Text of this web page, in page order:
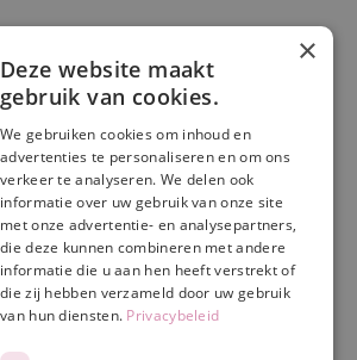
policy
×
Deze website maakt
gebruik van cookies.
We gebruiken cookies om inhoud en
advertenties te personaliseren en om ons
verkeer te analyseren. We delen ook
informatie over uw gebruik van onze site
met onze advertentie- en analysepartners,
die deze kunnen combineren met andere
informatie die u aan hen heeft verstrekt of
die zij hebben verzameld door uw gebruik
van hun diensten. Privacybeleid